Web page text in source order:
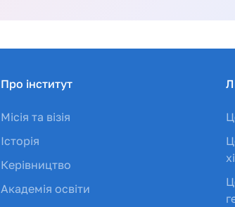
Про інститут
Місія та візія
Історія
Керівництво
Академія освіти